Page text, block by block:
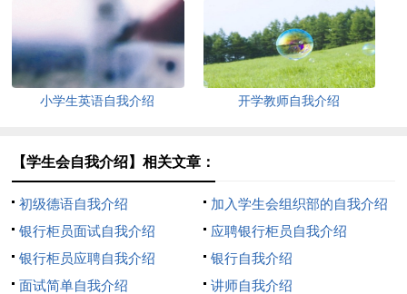
小学生英语自我介绍 开学教师自我介绍
【学生会自我介绍】相关文章：
初级德语自我介绍
加入学生会组织部的自我介绍
银行柜员面试自我介绍
应聘银行柜员自我介绍
银行柜员应聘自我介绍
银行自我介绍
面试简单自我介绍
讲师自我介绍